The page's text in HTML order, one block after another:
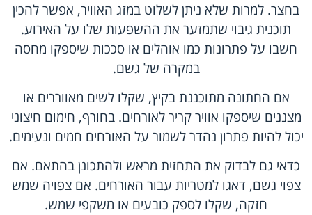
בחצר. למרות שלא ניתן לשלוט במזג האוויר, אפשר להכין
תוכנית גיבוי שתמזער את ההשפעות שלו על האירוע.
חשבו על פתרונות כמו אוהלים או סככות שיספקו מחסה
במקרה של גשם.
אם החתונה מתוכננת בקיץ, שקלו לשים מאווררים או
מצננים שיספקו אוויר קריר לאורחים. בחורף, חימום חיצוני
יכול להיות פתרון נהדר לשמור על האורחים חמים ונעימים.
כדאי גם לבדוק את התחזית מראש ולהתכונן בהתאם. אם
צפוי גשם, דאגו למטריות עבור האורחים. אם צפויה שמש
חזקה, שקלו לספק כובעים או משקפי שמש.